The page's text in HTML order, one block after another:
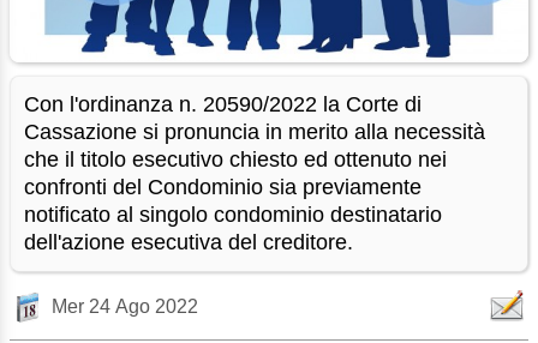
Con l'ordinanza n. 20590/2022 la Corte di
Cassazione si pronuncia in merito alla necessità
che il titolo esecutivo chiesto ed ottenuto nei
confronti del Condominio sia previamente
notificato al singolo condominio destinatario
dell'azione esecutiva del creditore.
Mer 24 Ago 2022